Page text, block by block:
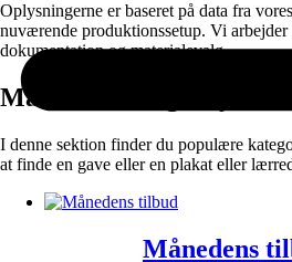
Oplysningerne er baseret på data fra
nuværende produktionssetup. Vi arbejder
dokumentation og materialevalg.
Måske vil du også synes
I denne sektion finder du populære
at finde en gave eller en plakat eller
Månedens